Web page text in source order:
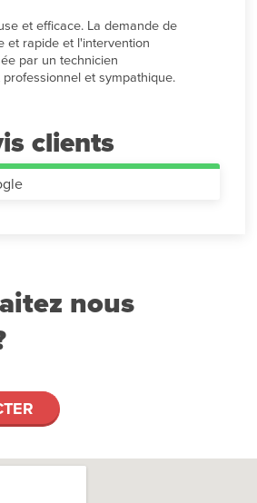
et efficace. La demande de
et rapide et l'intervention
par un technicien
et sympathique.
nous